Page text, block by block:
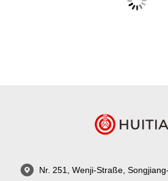
Nr. 251, Wenji-Straße,